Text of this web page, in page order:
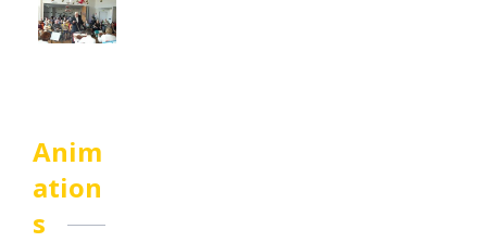
Anim
ation
s